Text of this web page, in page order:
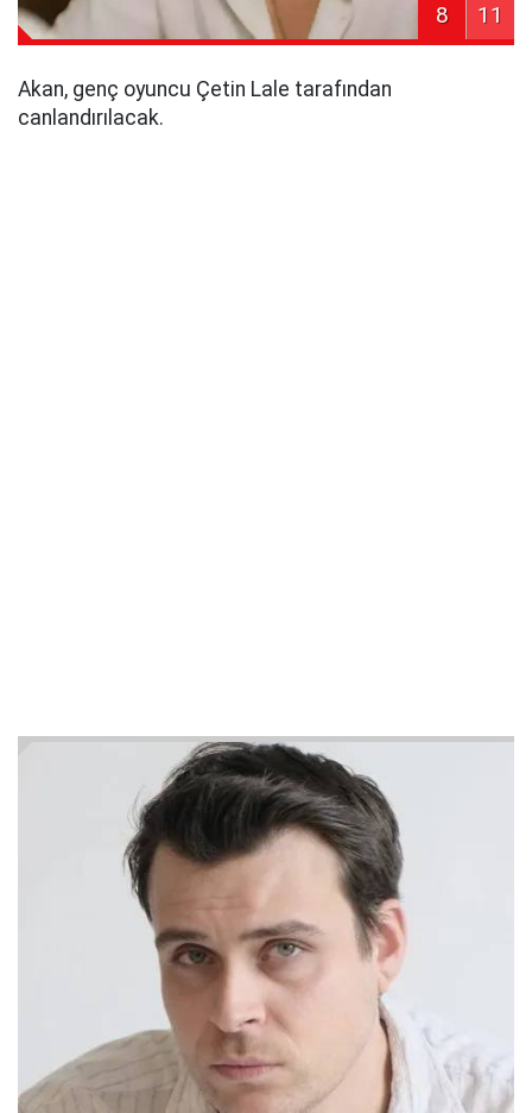
8 11
Akan, genç oyuncu Çetin Lale tarafından
canlandırılacak.